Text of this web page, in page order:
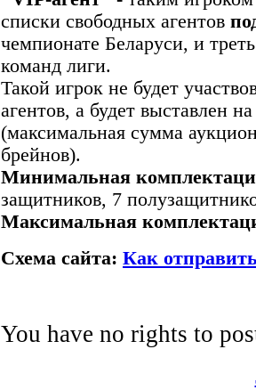
списки свободных агентов
чемпионате Беларуси, и
команд лиги.
Такой игрок не будет
агентов, а будет выставлен
(максимальная сумма
брейнов).
Минимальная
защитников, 7
Максимальная
Схема сайта: Как
You have no rights to